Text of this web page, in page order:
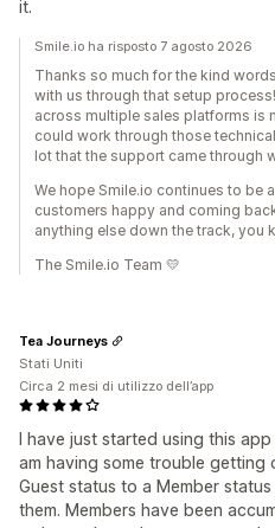
it.
Smile.io ha risposto 7 agosto 2026
Thanks so much for the kind
with us through that setup
across multiple sales platforms is
could work through those
lot that the support came through
We hope Smile.io continues to be
customers happy and coming
anything else down the track, you
The Smile.io Team 💛
I have just started using this
am having some trouble getting
Guest status to a Member
them. Members have been
Tea Journeys
Stati Uniti
Circa 2 mesi di utilizzo dell’app